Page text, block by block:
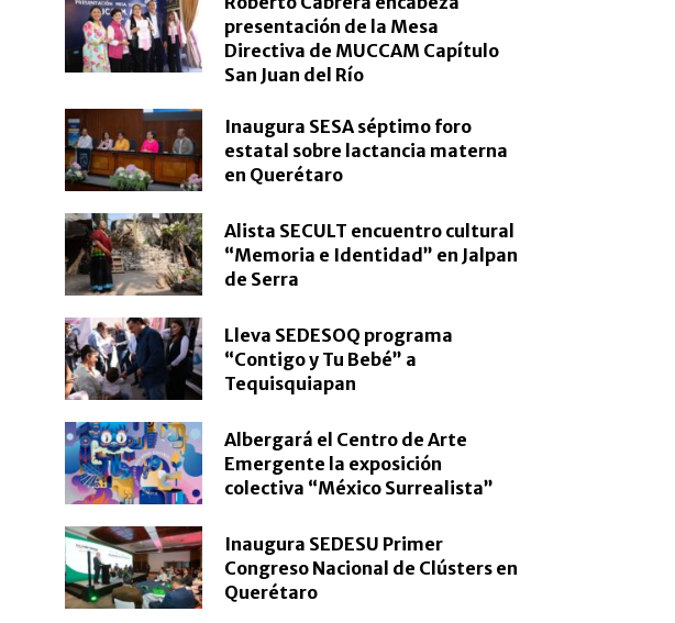
presentación de la Mesa
Directiva de MUCCAM Capítulo
San Juan del Río
Inaugura SESA séptimo foro
estatal sobre lactancia materna
en Querétaro
Alista SECULT encuentro cultural
“Memoria e Identidad” en Jalpan
de Serra
Lleva SEDESOQ programa
“Contigo y Tu Bebé” a
Tequisquiapan
Albergará el Centro de Arte
Emergente la exposición
colectiva “México Surrealista”
Inaugura SEDESU Primer
Congreso Nacional de Clústers en
Querétaro